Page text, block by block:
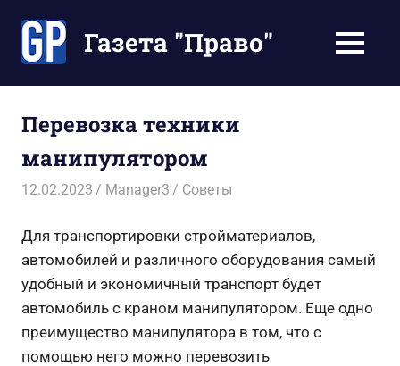
содержимомуГазета "Право"
Ваше
время
МЕНЮ
Перевозка техники
манипулятором
12.02.2023 Manager3 Советы
Для транспортировки стройматериалов,
автомобилей и различного оборудования самый
удобный и экономичный транспорт будет
автомобиль с краном манипулятором. Еще одно
преимущество манипулятора в том, что с
помощью него можно перевозить